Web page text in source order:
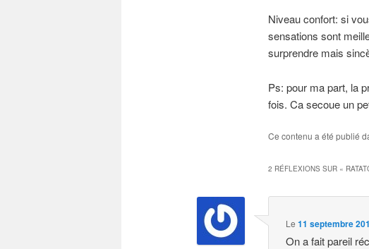
Niveau confort: si
sensations sont
surprendre mais
Ps: pour ma part, la
fois. Ca secoue un
Ce contenu a été publié
2 RÉFLEXIONS SUR «
Le11 septembre
On a fait pareil